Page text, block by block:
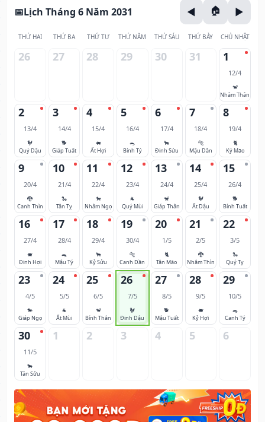
Lịch Tháng 6 Năm 2031
THỨ HAI THỨ BA THỨ TƯ THỨ NĂM THỨ SÁU THỨ BẢY CHỦ NHẬT
26 27 28 29 30 31 1
12/4
🐒
Nhâm Thân
2
13/4
🐓
Quý Dậu
3
14/4
🐕
Giáp Tuất
4
15/4
🐖
Ất Hợi
5
16/4
🐀
Bính Tý
6
17/4
🐂
Đinh Sửu
7
18/4
🐅
Mậu Dần
8
19/4
🐈
Kỷ Mão
9
20/4
🐉
Canh Thìn
10
21/4
🐍
Tân Tỵ
11
22/4
🐎
Nhâm Ngọ
12
23/4
🐐
Quý Mùi
13
24/4
🐒
Giáp Thân
14
25/4
🐓
Ất Dậu
15
26/4
🐕
Bính Tuất
16
27/4
🐖
Đinh Hợi
17
28/4
🐀
Mậu Tý
18
29/4
🐂
Kỷ Sửu
19
30/4
🐅
Canh Dần
20
1/5
🐈
Tân Mão
21
2/5
🐉
Nhâm Thìn
22
3/5
🐍
Quý Tỵ
23
4/5
🐎
Giáp Ngọ
24
5/5
🐐
Ất Mùi
25
6/5
🐒
Bính Thân
26
7/5
🐓
Đinh Dậu
27
8/5
🐕
Mậu Tuất
28
9/5
🐖
Kỷ Hợi
29
10/5
🐀
Canh Tý
30
11/5
🐂
Tân Sửu
1 2 3 4 5 6